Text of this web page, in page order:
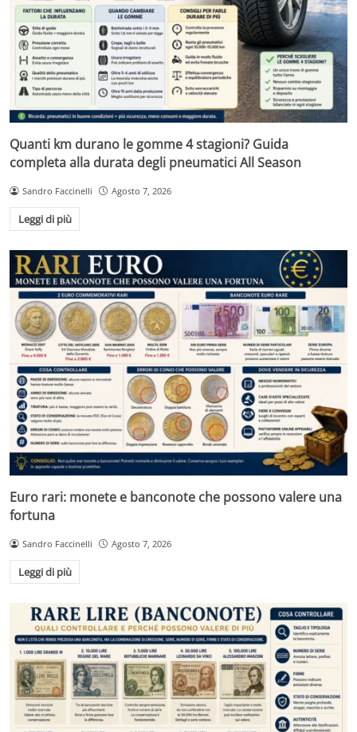
Quanti km durano le gomme 4 stagioni? Guida
completa alla durata degli pneumatici All Season
Sandro Faccinelli Agosto 7, 2026
Leggi di più
Euro rari: monete e banconote che possono valere una
fortuna
Sandro Faccinelli Agosto 7, 2026
Leggi di più